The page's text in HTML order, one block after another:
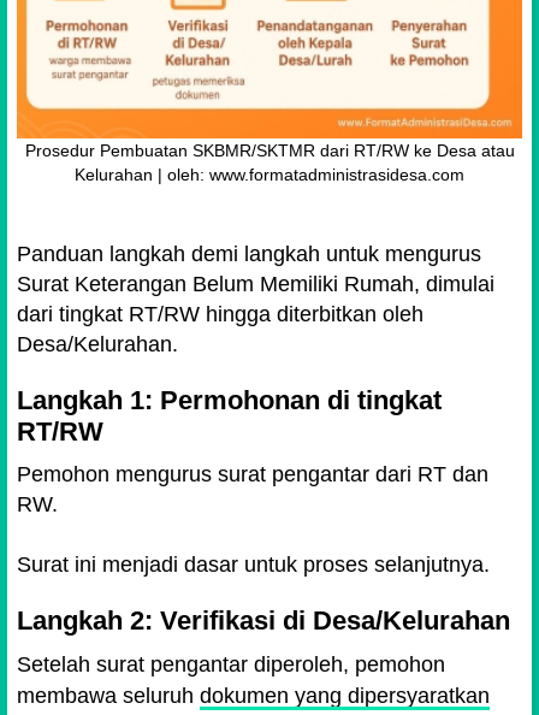
Prosedur Pembuatan SKBMR/SKTMR dari RT/RW ke Desa atau
Kelurahan | oleh: www.formatadministrasidesa.com
Panduan langkah demi langkah untuk mengurus
Surat Keterangan Belum Memiliki Rumah, dimulai
dari tingkat RT/RW hingga diterbitkan oleh
Desa/Kelurahan.
Langkah 1: Permohonan di tingkat
RT/RW
Pemohon mengurus surat pengantar dari RT dan
RW.
Surat ini menjadi dasar untuk proses selanjutnya.
Langkah 2: Verifikasi di Desa/Kelurahan
Setelah surat pengantar diperoleh, pemohon
membawa seluruh dokumen yang dipersyaratkan